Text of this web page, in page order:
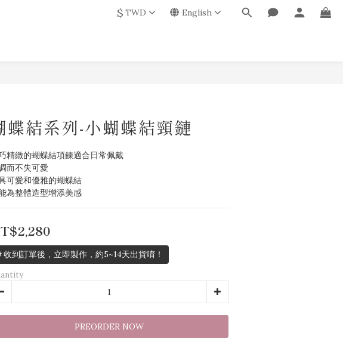
$ TWD English
蝶結系列-小蝴蝶結頸鏈
精緻的蝴蝶結項鍊適合日常佩戴
而不失可愛
可愛和優雅的蝴蝶結
為整體造型增添美感
收到訂單後，立即製作，約5~14天出貨唷！
PREORDER NOW